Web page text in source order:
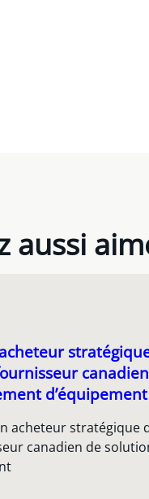
aussi
d’équipement
acheteur stratégique
canadien de